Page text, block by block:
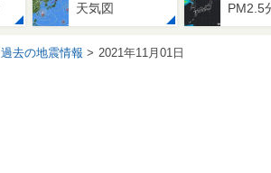
天気図 PM2.5
過去の地震情報 2021年11月01日